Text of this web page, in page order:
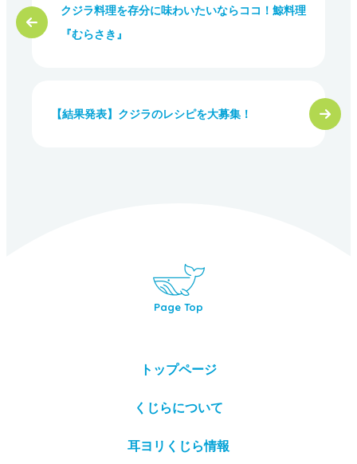
クジラ料理を存分に味わいたいならココ！鯨料理
『むらさき』
【結果発表】クジラのレシピを大募集！
Page Top
トップページ
くじらについて
耳ヨリくじら情報